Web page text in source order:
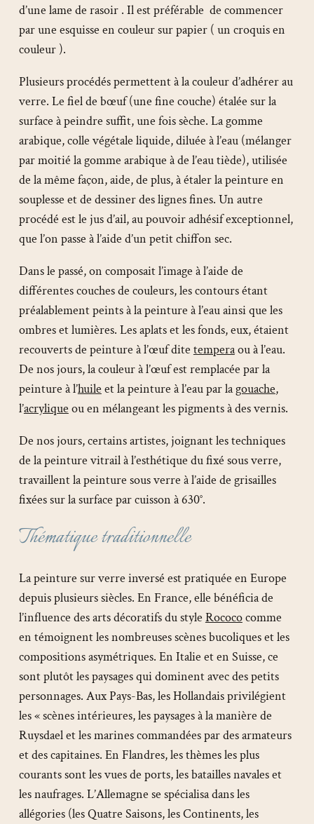
d’une lame de rasoir . Il est préférable de commencer
par une esquisse en couleur sur papier ( un croquis en
couleur ).
Plusieurs procédés permettent à la couleur d’adhérer au
verre. Le fiel de bœuf (une fine couche) étalée sur la
surface à peindre suffit, une fois sèche. La gomme
arabique, colle végétale liquide, diluée à l’eau (mélanger
par moitié la gomme arabique à de l’eau tiède), utilisée
de la même façon, aide, de plus, à étaler la peinture en
souplesse et de dessiner des lignes fines. Un autre
procédé est le jus d’ail, au pouvoir adhésif exceptionnel,
que l’on passe à l’aide d’un petit chiffon sec.
Dans le passé, on composait l’image à l’aide de
différentes couches de couleurs, les contours étant
préalablement peints à la peinture à l’eau ainsi que les
ombres et lumières. Les aplats et les fonds, eux, étaient
recouverts de peinture à l’œuf dite temperaou à l’eau.
De nos jours, la couleur à l’œuf est remplacée par la
peinture à l’huile et la peinture à l’eau par lagouache,
l’acrylique ou en mélangeant les pigments à des vernis.
De nos jours, certains artistes, joignant les techniques
de la peinture vitrail à l’esthétique du fixé sous verre,
travaillent la peinture sous verre à l’aide de grisailles
fixées sur la surface par cuisson à 630°.
Thématique traditionnelle
La peinture sur verre inversé est pratiquée en Europe
depuis plusieurs siècles. En France, elle bénéficia de
l’influence des arts décoratifs du style Rocococomme
en témoignent les nombreuses scènes bucoliques et les
compositions asymétriques. En Italie et en Suisse, ce
sont plutôt les paysages qui dominent avec des petits
personnages. Aux Pays-Bas, les Hollandais privilégient
les « scènes intérieures, les paysages à la manière de
Ruysdael et les marines commandées par des armateurs
et des capitaines. En Flandres, les thèmes les plus
courants sont les vues de ports, les batailles navales et
les naufrages. L’Allemagne se spécialisa dans les
allégories (les Quatre Saisons, les Continents, les